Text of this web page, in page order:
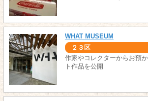
WHAT MUSEUM
２３区
作家やコレクターからお預
ト作品を公開